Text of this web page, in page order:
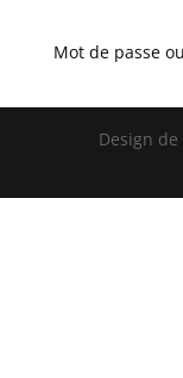
Mot de passe
Design de